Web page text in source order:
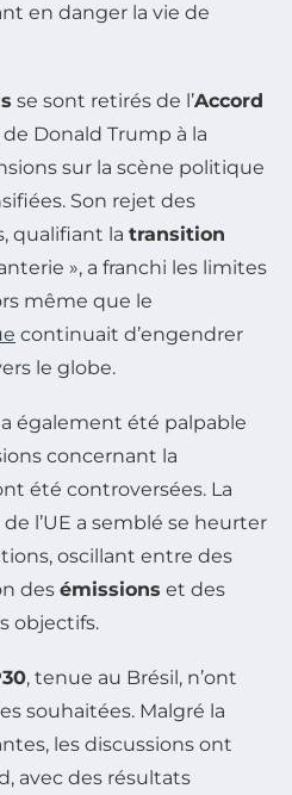
en danger la vie de
se sont retirés de l’Accord
Donald Trump à la
sur la scène politique
Son rejet des
qualifiant la transition
», a franchi les limites
même que le
continuait d’engendrer
le globe.
également été palpable
concernant la
été controversées. La
de l’UE a semblé se heurter
oscillant entre des
des émissions et des
objectifs.
, tenue au Brésil, n’ont
souhaitées. Malgré la
les discussions ont
avec des résultats